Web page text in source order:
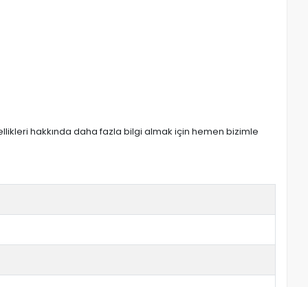
hakkında daha fazla bilgi almak için hemen bizimle